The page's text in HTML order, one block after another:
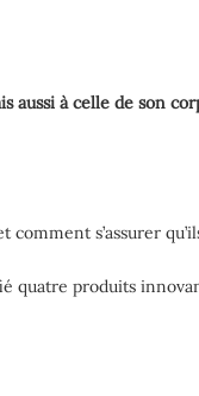
à celle de son
s’assurer
quatre produits